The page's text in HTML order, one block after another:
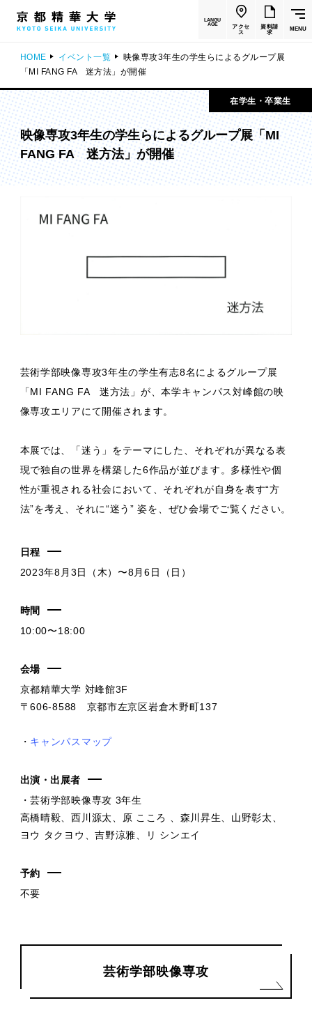
LANGU
AGE
アクセ
ス
資料請
求
MENU
HOME イベント一覧
映像専攻3年生の学生らによるグループ展
「MI FANG FA 迷方法」が開催
在学生・卒業生
映像専攻3年生の学生らによるグループ展「MI
FANG FA 迷方法」が開催
芸術学部映像専攻3年生の学生有志8名によるグループ展
「MI FANG FA 迷方法」が、本学キャンパス対峰館の映
像専攻エリアにて開催されます。
本展では、「迷う」をテーマにした、それぞれが異なる表
現で独自の世界を構築した6作品が並びます。多様性や個
性が重視される社会において、それぞれが自身を表す“方
法”を考え、それに“迷う” 姿を、ぜひ会場でご覧ください。
日程
2023年8月3日（木）〜8月6日（日）
時間
10:00〜18:00
会場
京都精華大学 対峰館3F
〒606-8588 京都市左京区岩倉木野町137
・ キャンパスマップ
出演・出展者
・芸術学部映像専攻 3年生
高橋晴毅、西川源太、原 こころ 、森川昇生、山野彰太、
ヨウ タクヨウ、吉野涼雅、リ シンエイ
予約
不要
芸術学部映像専攻